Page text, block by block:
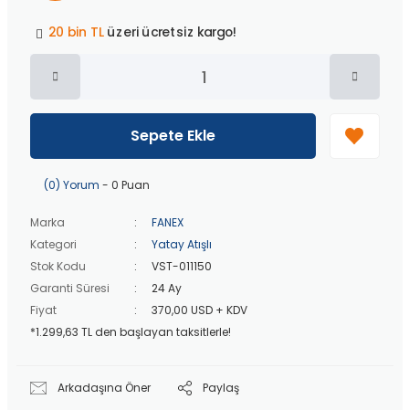
20 bin TLüzeri ücretsiz kargo!
40 bin TL
Peşin fiyatına
üzeri ücretsiz kargo!
üzeri ücretsiz kargo!
40 bin TLüzeri özel teklif!
Sepete Ekle
(0) Yorum - 0 Puan
Marka
FANEX
Kategori
Yatay Atışlı
Stok Kodu
VST-011150
Garanti Süresi
24 Ay
Fiyat
370,00 USD + KDV
*1.299,63 TL den başlayan taksitlerle!
Arkadaşına Öner Paylaş